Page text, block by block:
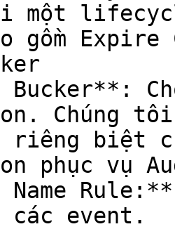
một
gồm
Chúng tôi
riêng biệt
phục vụ
event.